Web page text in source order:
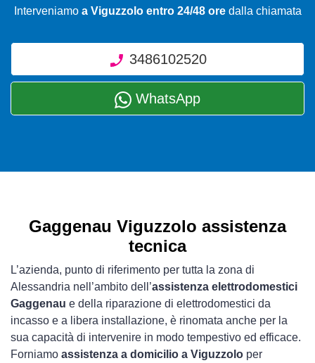
Interveniamo a Viguzzolo entro 24/48 oredalla chiamata
3486102520
WhatsApp
Gaggenau Viguzzolo assistenza
tecnica
L’azienda, punto di riferimento per tutta la zona di
Alessandria nell’ambito dell’assistenza elettrodomestici
Gaggenau e della riparazione di elettrodomestici da
incasso e a libera installazione, è rinomata anche per la
sua capacità di intervenire in modo tempestivo ed efficace.
Forniamo assistenza a domicilio a Viguzzolo per